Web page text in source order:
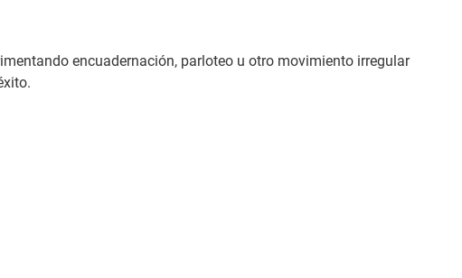
encuadernación, parloteo u otro movimiento irregular